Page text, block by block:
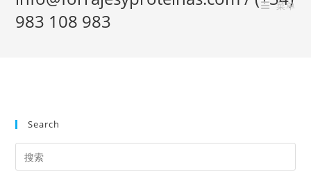
菜单
983 108 983
Search